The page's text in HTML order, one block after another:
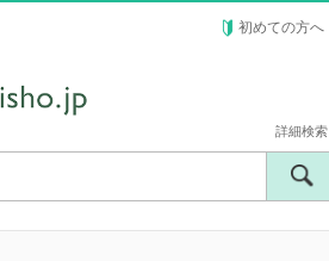
初めての方へ
詳細検索